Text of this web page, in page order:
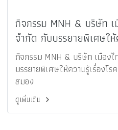
กิจกรรม MNH & บริษัท
จำกัด กับบรรยายพิเศษให้
และโรคหลอดเลือดสมอง
กิจกรรม MNH & บริษัท เมือง
บรรยายพิเศษให้ความรู้เรื่องโร
สมอง
ดูเพิ่มเติม